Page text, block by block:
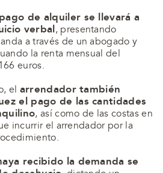
de alquiler se llevará a
verbal, presentando
a través de un abogado y
la renta mensual del
euros.
el arrendador también
el pago de las cantidades
, así como de las costas en
incurrir el arrendador por la
recibido la demanda se